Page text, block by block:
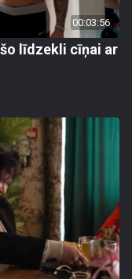
00:03:56
līdzekli cīņai ar